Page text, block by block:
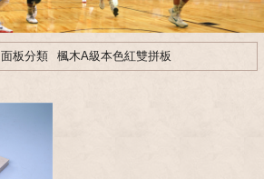
面板分類 楓木A級本色紅雙拼板